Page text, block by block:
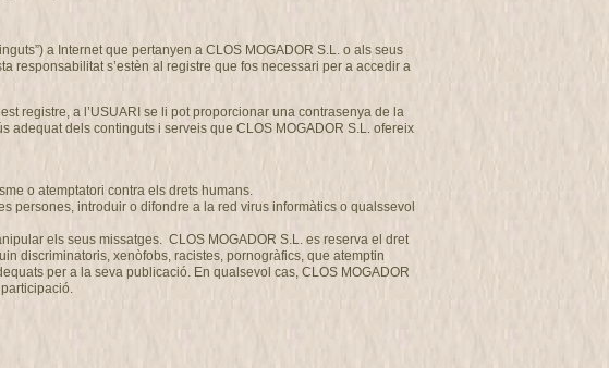
a Internet que pertanyen a CLOS MOGADOR S.L. o als seus
responsabilitat s’estèn al registre que fos necessari per a accedir a
registre, a l’USUARI se li pot proporcionar una contrasenya de la
adequat dels continguts i serveis que CLOS MOGADOR S.L. ofereix
o atemptatori contra els drets humans.
persones, introduir o difondre a la red virus informàtics o qualssevol
els seus missatges. CLOS MOGADOR S.L. es reserva el dret
discriminatoris, xenòfobs, racistes, pornogràfics, que atemptin
per a la seva publicació. En qualsevol cas, CLOS MOGADOR